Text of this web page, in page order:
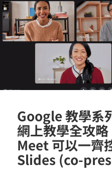
Google 教學系
網上教學全攻
Meet 可以一齊
Slides (co-